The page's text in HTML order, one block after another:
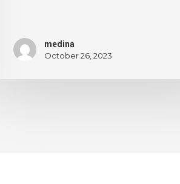
medina
October 26, 2023